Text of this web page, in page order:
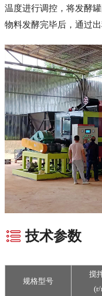
温度进行调控，将发酵
物料发酵完毕后，通过
技术参数
规格型号
搅